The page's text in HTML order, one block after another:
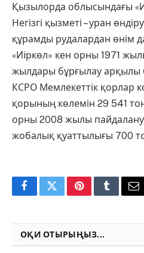
Қызылорда облысындағы
Негізгі қызметі – уран
құрамды рудалардан өнім
«Иiркөл» кен орны 1971
жылдары бұрғылау арқылы
КСРО Мемлекеттік қорлар
қорының көлемін 29 541
орны 2008 жылы
жобалық қуаттылығы 700
FacebookTwitterPinterestTumblr
ОҚИ ОТЫРЫҢЫЗ...